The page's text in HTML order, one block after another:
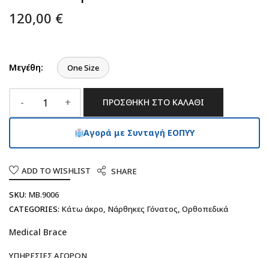
120,00 €
Μεγέθη: One Size
ΠΡΟΣΘΉΚΗ ΣΤΟ ΚΑΛΆΘΙ
Αγορά με Συνταγή ΕΟΠΥΥ
ADD TO WISHLIST SHARE
SKU: MB.9006
CATEGORIES: Κάτω άκρο, Νάρθηκες Γόνατος, Ορθοπεδικά
Medical Brace
ΥΠΗΡΕΣΊΕΣ ΑΓΟΡΏΝ